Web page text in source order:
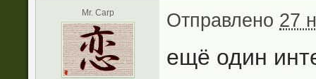
Mr. Carp Отправлено 27
ещё один